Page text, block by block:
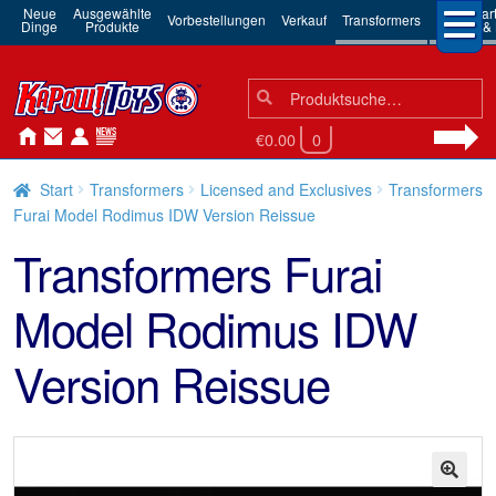
Neue
Dinge
Ausgewählte
Produkte Vorbestellungen Verkauf Transformers 3rd
Robots
Suchen
nach:
Suche
€0.00 0
Start Transformers Licensed and Exclusives
Transformers
Furai Model Rodimus IDW Version Reissue
Transformers Furai
Model Rodimus IDW
Version Reissue